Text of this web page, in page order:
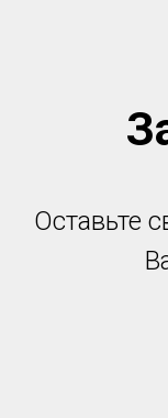
Оставьте